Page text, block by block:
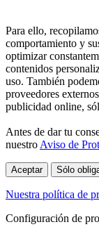
Para ello,
comportamiento y
optimizar
contenidos
uso. También
proveedores
publicidad online,
Antes de dar tu
nuestro Aviso de
Aceptar Sólo
Nuestra política de
Configuración de